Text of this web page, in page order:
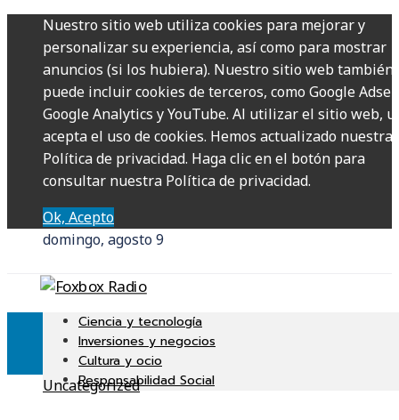
Nuestro sitio web utiliza cookies para mejorar y
personalizar su experiencia, así como para mostrar
anuncios (si los hubiera). Nuestro sitio web también
puede incluir cookies de terceros, como Google
Google Analytics y YouTube. Al utilizar el sitio web,
acepta el uso de cookies. Hemos actualizado nuestra
Política de privacidad. Haga clic en el botón para
consultar nuestra Política de privacidad.
Ok, Acepto
domingo, agosto 9
Ciencia y tecnología
Inversiones y negocios
Cultura y ocio
Responsabilidad Social
Uncategorized